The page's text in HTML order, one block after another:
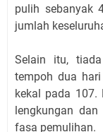
pulih sebanyak
jumlah
Selain itu,
tempoh dua
kekal pada
lengkungan
fasa pemulihan.